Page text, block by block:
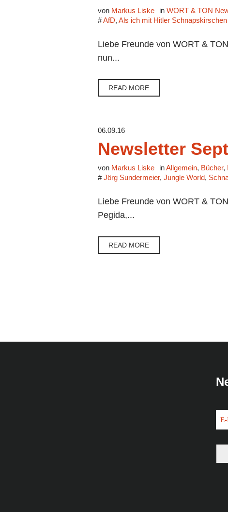
von Markus Liske in WORT & TON
#AfD, Als ich mit Hitler
Liebe Freunde von WORT &
nun...
READ MORE
06.09.16
Newsletter
von Markus Liske inAllgemein, Bücher,
#Jörg Sundermeier, Jungle World,
Liebe Freunde von WORT &
Pegida,...
READ MORE